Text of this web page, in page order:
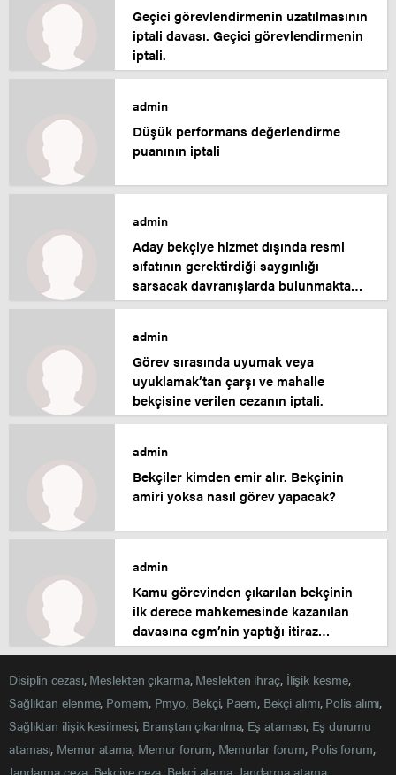
Geçici görevlendirmenin uzatılmasının
iptali davası. Geçici görevlendirmenin
iptali.
admin
Düşük performans değerlendirme
puanının iptali
admin
Aday bekçiye hizmet dışında resmi
sıfatının gerektirdiği saygınlığı
sarsacak davranışlarda bulunmaktan
verilen cezanın iptalidir.
admin
Görev sırasında uyumak veya
uyuklamak’tan çarşı ve mahalle
bekçisine verilen cezanın iptali.
admin
Bekçiler kimden emir alır. Bekçinin
amiri yoksa nasıl görev yapacak?
admin
Kamu görevinden çıkarılan bekçinin
ilk derece mahkemesinde kazanılan
davasına egm’nin yaptığı itiraz
sonucunda bölge idare
Disiplin cezası, Meslekten çıkarma, Meslekten ihraç, İlişik kesme,
Sağlıktan elenme, Pomem, Pmyo, Bekçi, Paem, Bekçi alımı, Polis alımı,
Sağlıktan ilişik kesilmesi, Branştan çıkarılma, Eş ataması, Eş durumu
ataması, Memur atama, Memur forum, Memurlar forum, Polis forum,
Jandarma ceza, Bekçiye ceza, Bekçi atama, Jandarma atama,